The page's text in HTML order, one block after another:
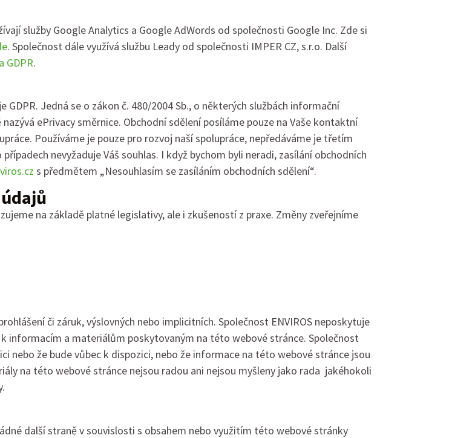
služby Google Analytics a Google AdWords od společnosti Google Inc. Zde si
. Společnost dále využívá službu Leady od společnosti IMPER CZ, s.r.o. Další
GDPR.
Jedná se o zákon č. 480/2004 Sb., o některých službách informační
ePrivacy směrnice. Obchodní sdělení posíláme pouze na Vaše kontaktní
Používáme je pouze pro rozvoj naší spolupráce, nepředáváme je třetím
nevyžaduje Váš souhlas. I když bychom byli neradi, zasílání obchodních
s předmětem „Nesouhlasím se zasíláním obchodních sdělení“.
na základě platné legislativy, ale i zkušeností z praxe. Změny zveřejníme
či záruk, výslovných nebo implicitních. Společnost ENVIROS neposkytuje
informacím a materiálům poskytovaným na této webové stránce. Společnost
nebo že bude vůbec k dispozici, nebo že informace na této webové stránce jsou
na této webové stránce nejsou radou ani nejsou myšleny jako rada jakéhokoli
další straně v souvislosti s obsahem nebo využitím této webové stránky